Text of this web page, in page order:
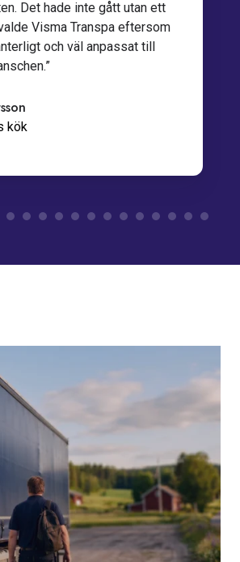
Det hade inte gått utan ett
Visma Transpa eftersom
och väl anpassat till
kök